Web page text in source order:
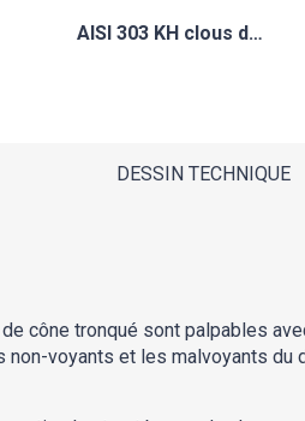
AISI 303 KH clous d…
DESSIN TECHNIQUE
cône tronqué sont palpables
voyants et les malvoyants du